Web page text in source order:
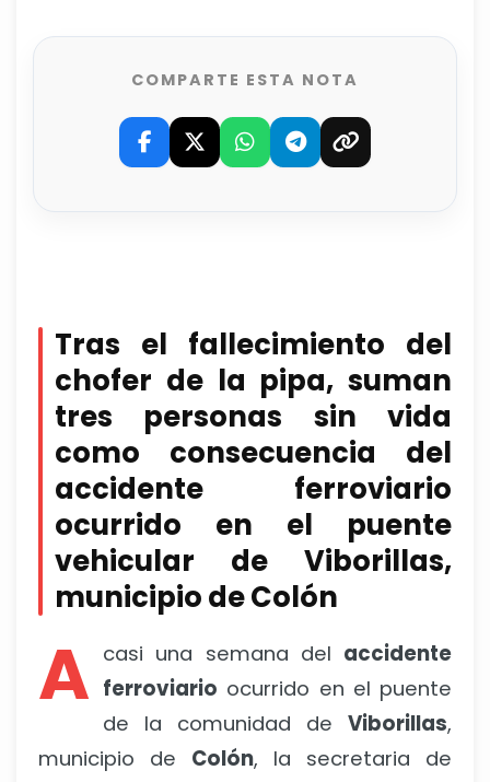
COMPARTE ESTA NOTA
Tras el fallecimiento del
chofer de la pipa, suman
tres personas sin vida
como consecuencia del
accidente ferroviario
ocurrido en el puente
vehicular de Viborillas,
municipio de Colón
A casi una semana del accidente
ferroviario ocurrido en el puente
de la comunidad de Viborillas,
municipio de Colón, la secretaria de